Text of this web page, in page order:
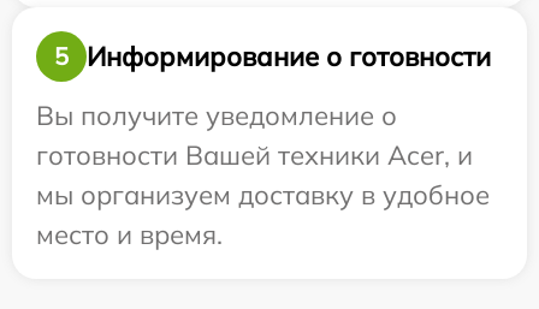
5
Информирование о готовности
Вы получите уведомление о
готовности Вашей техники Acer, и
мы организуем доставку в удобное
место и время.